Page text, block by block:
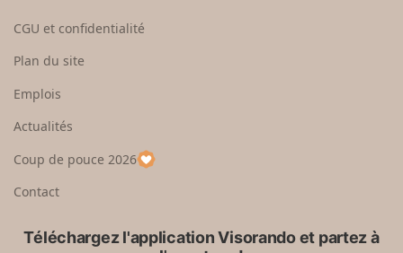
e
u
p
a
CGU et confidentialité
Plan du site
Emplois
Actualités
Coup de pouce 2026
Contact
Téléchargez l'application Visorando et partez à